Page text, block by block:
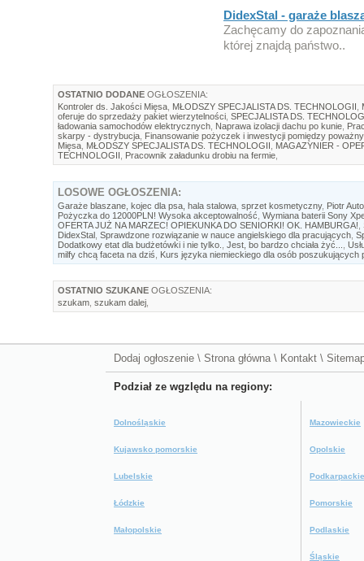
DidexStal - garaże
Zachęcamy do
której znajdą państwo..
OSTATNIO DODANE OGŁOSZENIA:
Kontroler ds. Jakości Mięsa MŁODSZY SPECJALISTA DS. TECHNOLOGII
oferuje do sprzedaży pakiet wierzytelności SPECJALISTA DS.
ładowania samochodów elektrycznych Naprawa izolacji dachu po kunie
skarpy - dystrybucja Finansowanie pożyczek i inwestycji pomiędzy
Mięsa MŁODSZY SPECJALISTA DS. TECHNOLOGII
MAGAZYNIER -
TECHNOLOGII
Pracownik załadunku drobiu na fermie
LOSOWE OGŁOSZENIA:
Garaże blaszane, kojec dla psa, hala stalowa sprzet kosmetyczny, Piotr
Pożyczka do 12000PLN! Wysoka akceptowalność Wymiana baterii Sony
OFERTA JUŻ NA MARZEC! OPIEKUNKA DO SENIORKI! OK. HAMBURGA!
DidexStal Sprawdzone rozwiązanie w nauce angielskiego dla pracujących
Dodatkowy etat dla budżetówki i nie tylko.
Jest, bo bardzo chciała żyć...
milfy chcą faceta na dziś
Kurs języka niemieckiego dla osób poszukujących
OSTATNIO SZUKANE OGŁOSZENIA:
szukam szukam dalej
Dodaj ogłoszenie \ Strona główna \ Kontakt \
Podział ze wgzlędu na regiony:
Dolnośląskie
Kujawsko pomorskie
Lubelskie
Łódzkie
Małopolskie
Mazowieckie
Opolskie
Podkarpackie
Pomorskie
Podlaskie
Śląskie